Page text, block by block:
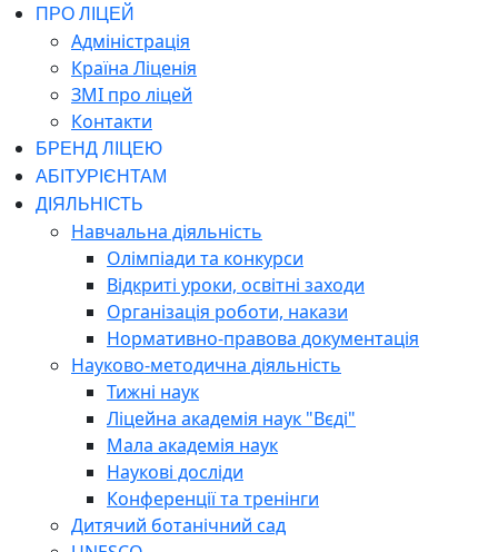
ПРО ЛІЦЕЙ
Адміністрація
Країна Ліценія
ЗМІ про ліцей
Контакти
БРЕНД ЛІЦЕЮ
АБІТУРІЄНТАМ
ДІЯЛЬНІСТЬ
Навчальна діяльність
Олімпіади та конкурси
Відкриті уроки, освітні заходи
Організація роботи, накази
Нормативно-правова документація
Науково-методична діяльність
Тижні наук
Ліцейна академія наук "Вєді"
Мала академія наук
Наукові досліди
Конференції та тренінги
Дитячий ботанічний сад